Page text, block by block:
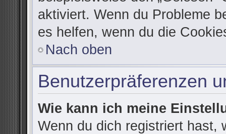
aktiviert. Wenn du Probleme
es helfen, wenn du die
Nach oben
Benutzerpräferenzen
Wie kann ich meine
Wenn du dich registriert hast,